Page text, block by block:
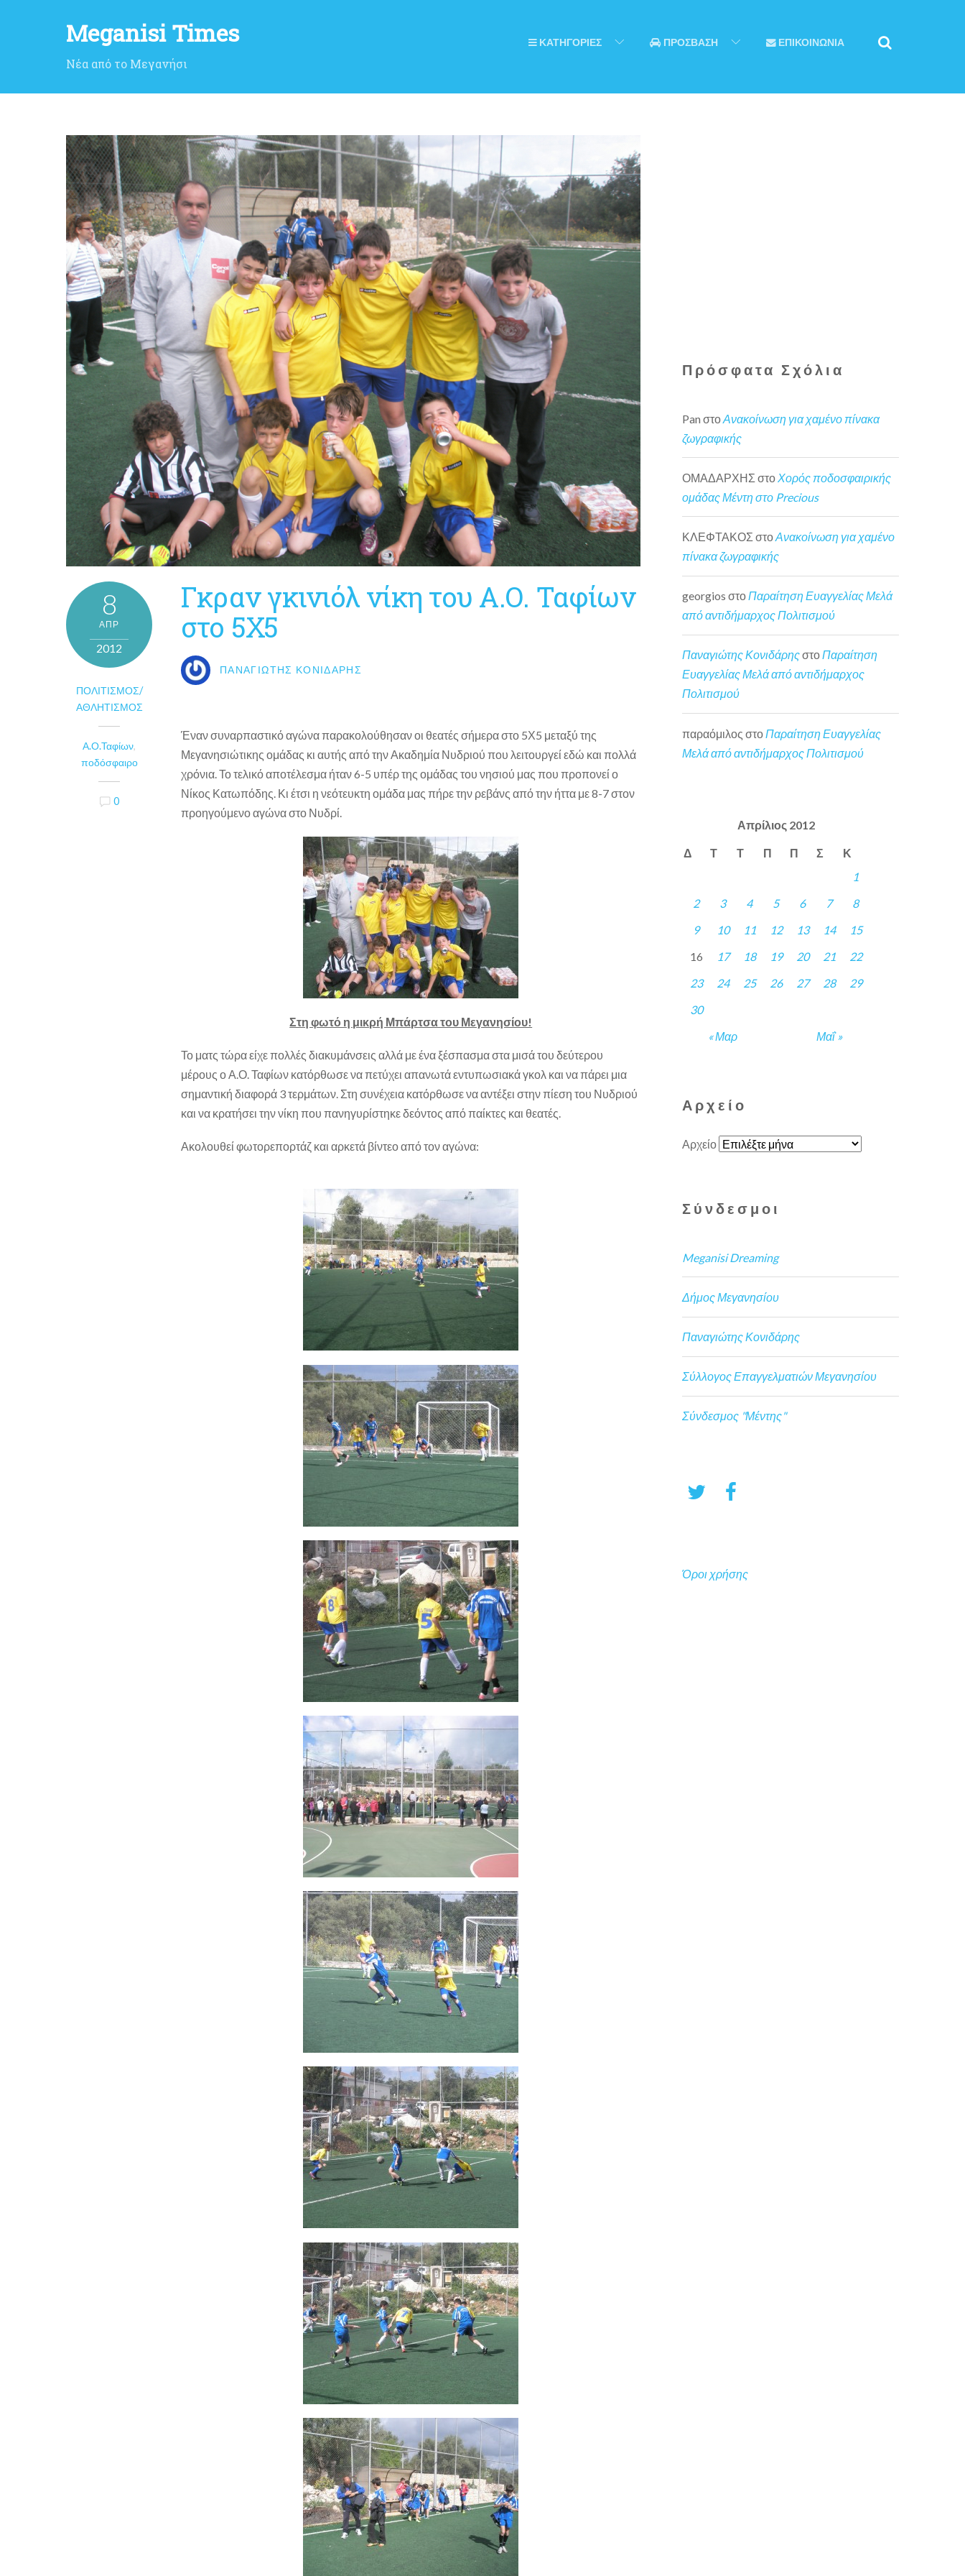
Meganisi Times
Νέα από το Μεγανήσι
ΚΑΤΗΓΟΡΙΕΣ ΠΡΟΣΒΑΣΗ ΕΠΙΚΟΙΝΩΝΙΑ
8
ΑΠΡ
2012
ΠΟΛΙΤΙΣΜΌΣ/
ΑΘΛΗΤΙΣΜΌΣ
Α.Ο.Ταφίων,
ποδόσφαιρο
0
Γκραν γκινιόλ νίκη του Α.Ο. Ταφίων
στο 5Χ5
ΠΑΝΑΓΙΏΤΗΣ ΚΟΝΙΔΆΡΗΣ
Έναν συναρπαστικό αγώνα παρακολούθησαν οι θεατές σήμερα στο 5Χ5 μεταξύ της
Μεγανησιώτικης ομάδας κι αυτής από την Ακαδημία Νυδριού που λειτουργεί εδώ και πολλά
χρόνια. Το τελικό αποτέλεσμα ήταν 6-5 υπέρ της ομάδας του νησιού μας που προπονεί ο
Νίκος Κατωπόδης. Κι έτσι η νεότευκτη ομάδα μας πήρε την ρεβάνς από την ήττα με 8-7 στον
προηγούμενο αγώνα στο Νυδρί.
Στη φωτό η μικρή Μπάρτσα του Μεγανησίου!
Το ματς τώρα είχε πολλές διακυμάνσεις αλλά με ένα ξέσπασμα στα μισά του δεύτερου
μέρους ο Α.Ο. Ταφίων κατόρθωσε να πετύχει απανωτά εντυπωσιακά γκολ και να πάρει μια
σημαντική διαφορά 3 τερμάτων. Στη συνέχεια κατόρθωσε να αντέξει στην πίεση του Νυδριού
και να κρατήσει την νίκη που πανηγυρίστηκε δεόντος από παίκτες και θεατές.
Ακολουθεί φωτορεπορτάζ και αρκετά βίντεο από τον αγώνα:
Πρόσφατα Σχόλια
Pan στοΑνακοίνωση για χαμένο πίνακα
ζωγραφικής
ΟΜΑΔΑΡΧΗΣ στο Χορός ποδοσφαιρικής
ομάδας Μέντη στο Precious
ΚΛΕΦΤΑΚΟΣ στοΑνακοίνωση για χαμένο
πίνακα ζωγραφικής
georgios στοΠαραίτηση Ευαγγελίας Μελά
από αντιδήμαρχος Πολιτισμού
Παναγιώτης ΚονιδάρηςστοΠαραίτηση
Ευαγγελίας Μελά από αντιδήμαρχος
Πολιτισμού
παραόμιλος στο Παραίτηση Ευαγγελίας
Μελά από αντιδήμαρχος Πολιτισμού
Απρίλιος 2012
Δ Τ Τ Π Π Σ Κ
« Μαρ Μαΐ »
1
2
3 4 5 6 7
8
9
10 11 12 13 14
15
16
17 18 19 20 21
22
23
24 25 26 27 28
29
30
Αρχείο
Αρχείο
Σύνδεσμοι
Meganisi Dreaming
Δήμος Μεγανησίου
Παναγιώτης Κονιδάρης
Σύλλογος Επαγγελματιών Μεγανησίου
Σύνδεσμος "Μέντης"
Όροι χρήσης